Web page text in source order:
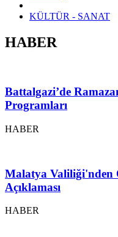
KÜLTÜR - SANAT
HABER
Battalgazi’de
Programları
HABER
Malatya Valiliği'nden
Açıklaması
HABER